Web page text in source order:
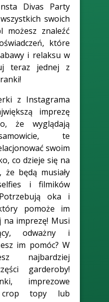
Divas Party
swoich
możesz znaleźć
które
i relaksu w
teraz jednej z
z Instagrama
imprezę
że wyglądają
te
swoim
co dzieje się na
że będą musiały
i filmików
oka i
pomoże im
na imprezę! Musi
odważny i
im pomóc? W
najbardziej
garderoby!
imprezowe
crop topy lub